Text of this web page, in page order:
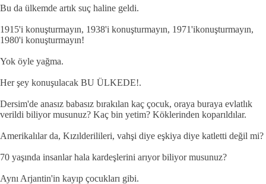
Bu da ülkemde artık suç haline geldi.
1915'i konuşturmayın, 1938'i konuşturmayın, 1971'ikonuşturmayın,
1980'i konuşturmayın!
Yok öyle yağma.
Her şey konuşulacak BU ÜLKEDE!.
Dersim'de anasız babasız bırakılan kaç çocuk, oraya buraya evlatlık
verildi biliyor musunuz? Kaç bin yetim? Köklerinden koparıldılar.
Amerikalılar da, Kızılderilileri, vahşi diye eşkiya diye katletti değil mi?
70 yaşında insanlar hala kardeşlerini arıyor biliyor musunuz?
Aynı Arjantin'in kayıp çocukları gibi.